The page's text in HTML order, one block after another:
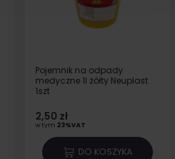
Pojemnik na odpady
medyczne 1l żółty Neuplast
1szt
2,50 zł
w tym 23%VAT
DO KOSZYKA